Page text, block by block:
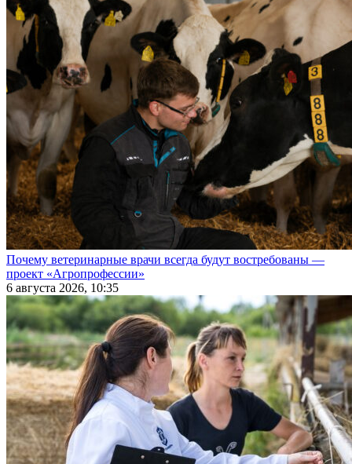
Почему ветеринарные врачи всегда будут востребованы —
проект «Агропрофессии»
6 августа 2026, 10:35